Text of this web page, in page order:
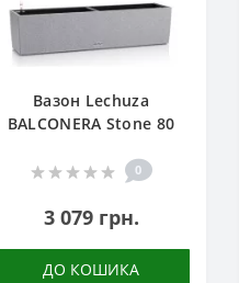
Вазон Lechuza
BALCONERA Stone 80
0
3 079 грн.
ДО КОШИКА